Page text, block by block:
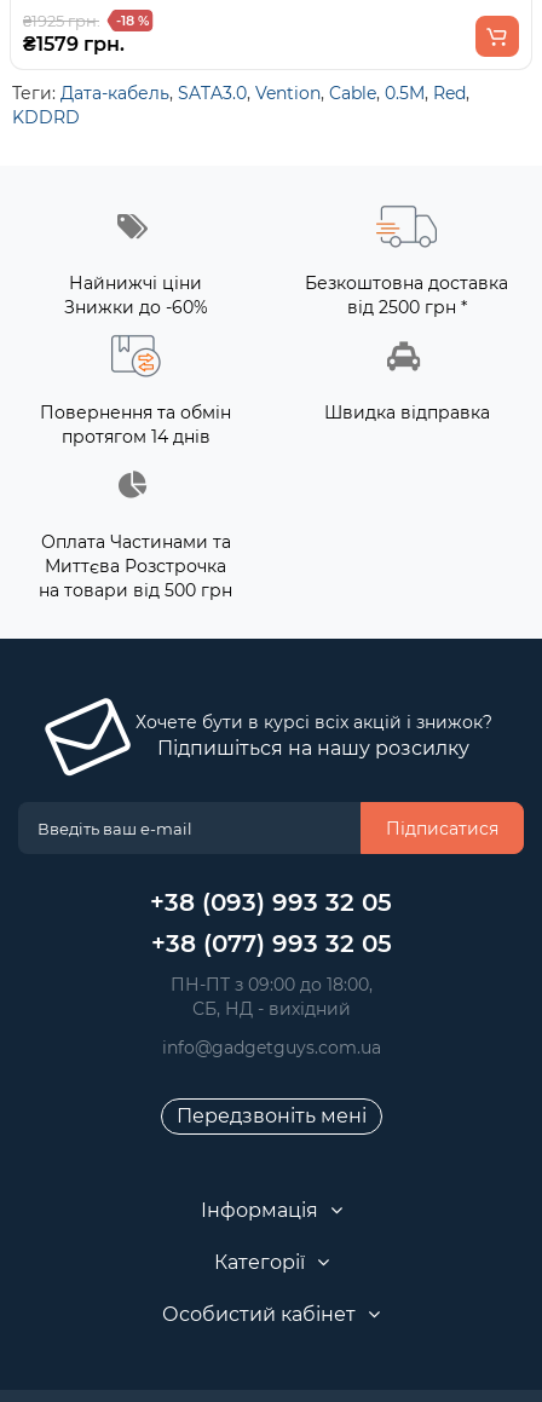
₴1925 грн. -18 %
₴1579 грн.
Теги: Дата-кабель, SATA3.0, Vention, Cable, 0.5M, Red,
KDDRD
Найнижчі ціни
Знижки до -60%
Безкоштовна доставка
від 2500 грн *
Повернення та обмін
протягом 14 днів
Швидка відправка
Оплата Частинами та
Миттєва Розстрочка
на товари від 500 грн
Хочете бути в курсі всіх акцій і знижок?
Підпишіться на нашу розсилку
Підписатися
+38 (093) 993 32 05
+38 (077) 993 32 05
ПН-ПТ з 09:00 до 18:00,
СБ, НД - вихідний
info@gadgetguys.com.ua
Передзвоніть мені
Інформація
Категорії
Особистий кабінет